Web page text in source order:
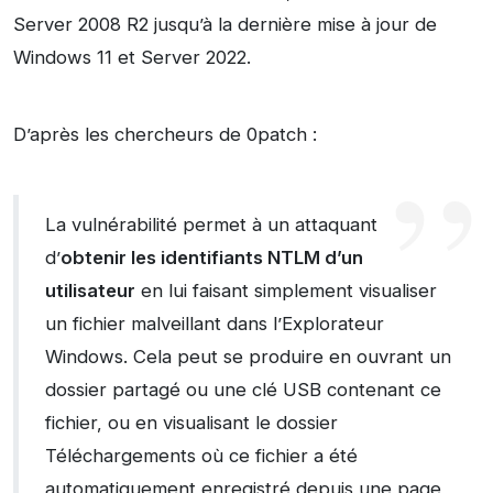
Server 2008 R2 jusqu’à la dernière mise à jour de
Windows 11 et Server 2022.
D’après les chercheurs de 0patch :
La vulnérabilité permet à un attaquant
d’obtenir les identifiants NTLM d’un
utilisateur en lui faisant simplement visualiser
un fichier malveillant dans l’Explorateur
Windows. Cela peut se produire en ouvrant un
dossier partagé ou une clé USB contenant ce
fichier, ou en visualisant le dossier
Téléchargements où ce fichier a été